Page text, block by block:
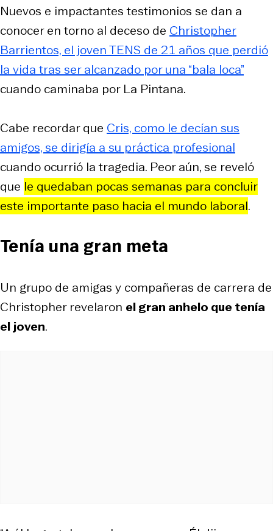
Nuevos e impactantes testimonios se dan a
conocer en torno al deceso de Christopher
Barrientos, el joven TENS de 21 años que perdió
la vida tras ser alcanzado por una “bala loca”
cuando caminaba por La Pintana.
Cabe recordar que Cris, como le decían sus
amigos, se dirigía a su práctica profesional
cuando ocurrió la tragedia. Peor aún, se reveló
que le quedaban pocas semanas para concluir
este importante paso hacia el mundo laboral.
Tenía una gran meta
Un grupo de amigas y compañeras de carrera de
Christopher revelaron el gran anhelo que tenía
el joven.